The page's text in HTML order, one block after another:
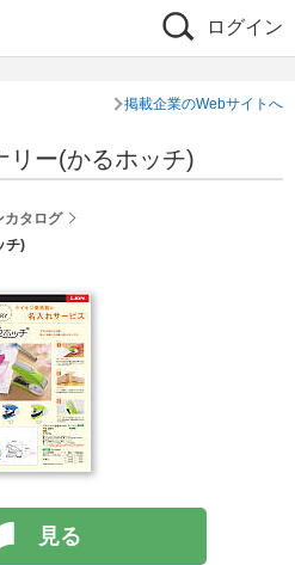
ログイン
掲載企業のWebサイトへ
リー(かるホッチ)
カタログ
チ)
見る